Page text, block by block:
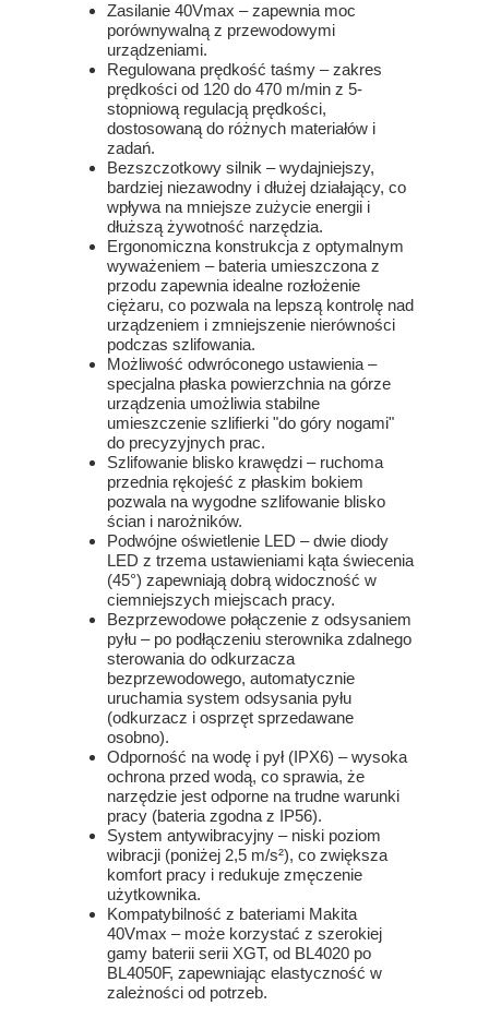
Zasilanie 40Vmax – zapewnia moc
porównywalną z przewodowymi
urządzeniami.
Regulowana prędkość taśmy – zakres
prędkości od 120 do 470 m/min z 5-
stopniową regulacją prędkości,
dostosowaną do różnych materiałów i
zadań.
Bezszczotkowy silnik – wydajniejszy,
bardziej niezawodny i dłużej działający, co
wpływa na mniejsze zużycie energii i
dłuższą żywotność narzędzia.
Ergonomiczna konstrukcja z optymalnym
wyważeniem – bateria umieszczona z
przodu zapewnia idealne rozłożenie
ciężaru, co pozwala na lepszą kontrolę nad
urządzeniem i zmniejszenie nierówności
podczas szlifowania.
Możliwość odwróconego ustawienia –
specjalna płaska powierzchnia na górze
urządzenia umożliwia stabilne
umieszczenie szlifierki "do góry nogami"
do precyzyjnych prac.
Szlifowanie blisko krawędzi – ruchoma
przednia rękojeść z płaskim bokiem
pozwala na wygodne szlifowanie blisko
ścian i narożników.
Podwójne oświetlenie LED – dwie diody
LED z trzema ustawieniami kąta świecenia
(45°) zapewniają dobrą widoczność w
ciemniejszych miejscach pracy.
Bezprzewodowe połączenie z odsysaniem
pyłu – po podłączeniu sterownika zdalnego
sterowania do odkurzacza
bezprzewodowego, automatycznie
uruchamia system odsysania pyłu
(odkurzacz i osprzęt sprzedawane
osobno).
Odporność na wodę i pył (IPX6) – wysoka
ochrona przed wodą, co sprawia, że
narzędzie jest odporne na trudne warunki
pracy (bateria zgodna z IP56).
System antywibracyjny – niski poziom
wibracji (poniżej 2,5 m/s²), co zwiększa
komfort pracy i redukuje zmęczenie
użytkownika.
Kompatybilność z bateriami Makita
40Vmax – może korzystać z szerokiej
gamy baterii serii XGT, od BL4020 po
BL4050F, zapewniając elastyczność w
zależności od potrzeb.